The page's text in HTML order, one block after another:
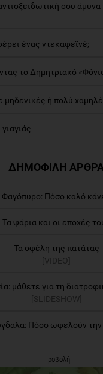
σου άμυνα
ένας ντεκαφεϊνέ;
το Δημητριακό
μηδενικές ή πολύ
ΔΗΜΟΦΙΛΗ
Φαγόπυρο: Πόσο καλό
Τα ψάρια και οι εποχές
Τα οφέλη της πατάτας
[VIDEO]
μάθετε για τη
[SLIDESHOW]
Πόσο ωφελούν την
Προβολή